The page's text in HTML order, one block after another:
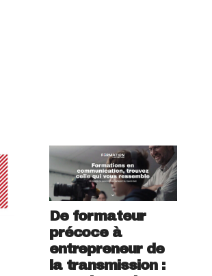
De formateur
précoce à
entrepreneur de
la transmission :